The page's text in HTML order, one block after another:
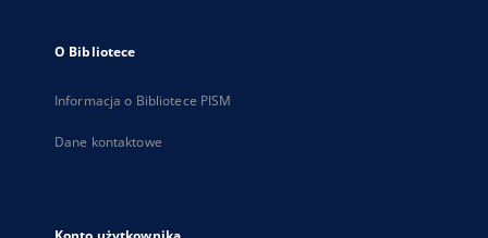
O Bibliotece
Informacja o Bibliotece PISM
Dane kontaktowe